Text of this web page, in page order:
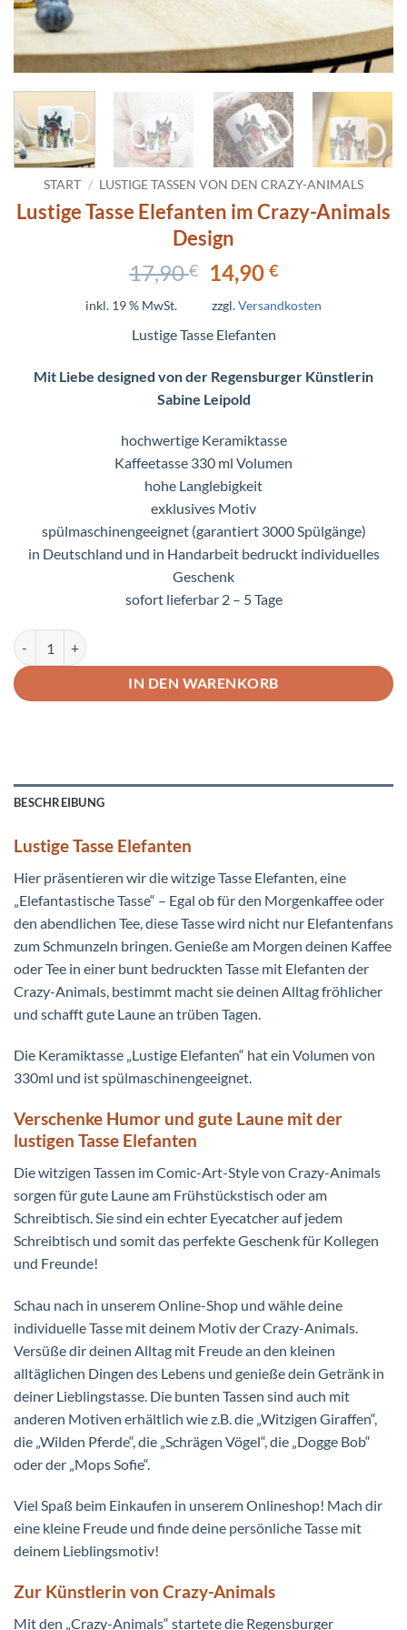
START / LUSTIGE TASSEN VON DEN CRAZY-ANIMALS
Lustige Tasse Elefanten im Crazy-Animals
Design
17,90€
Ursprünglicher
Preis
war:
17,90 €
14,90€Aktueller
ist:
inkl. 19 % MwSt. zzgl.Versandkosten
Lustige Tasse Elefanten
Mit Liebe designed von der Regensburger Künstlerin
Sabine Leipold
hochwertige Keramiktasse
Kaffeetasse 330 ml Volumen
hohe Langlebigkeit
exklusives Motiv
spülmaschinengeeignet (garantiert 3000 Spülgänge)
in Deutschland und in Handarbeit bedruckt individuelles
Geschenk
sofort lieferbar 2 – 5 Tage
Lustige Tasse Elefanten im Crazy-Animals Design Menge
IN DEN WARENKORB
BESCHREIBUNG
Lustige Tasse Elefanten
Hier präsentieren wir die witzige Tasse Elefanten, eine
„Elefantastische Tasse“ – Egal ob für den Morgenkaffee oder
den abendlichen Tee, diese Tasse wird nicht nur Elefantenfans
zum Schmunzeln bringen. Genieße am Morgen deinen Kaffee
oder Tee in einer bunt bedruckten Tasse mit Elefanten der
Crazy-Animals, bestimmt macht sie deinen Alltag fröhlicher
und schafft gute Laune an trüben Tagen.
Die Keramiktasse „Lustige Elefanten“ hat ein Volumen von
330ml und ist spülmaschinengeeignet.
Verschenke Humor und gute Laune mit der
lustigen Tasse Elefanten
Die witzigen Tassen im Comic-Art-Style von Crazy-Animals
sorgen für gute Laune am Frühstückstisch oder am
Schreibtisch. Sie sind ein echter Eyecatcher auf jedem
Schreibtisch und somit das perfekte Geschenk für Kollegen
und Freunde!
Schau nach in unserem Online-Shop und wähle deine
individuelle Tasse mit deinem Motiv der Crazy-Animals.
Versüße dir deinen Alltag mit Freude an den kleinen
alltäglichen Dingen des Lebens und genieße dein Getränk in
deiner Lieblingstasse. Die bunten Tassen sind auch mit
anderen Motiven erhältlich wie z.B. die „Witzigen Giraffen“,
die „Wilden Pferde“, die „Schrägen Vögel“, die „Dogge Bob“
oder der „Mops Sofie“.
Viel Spaß beim Einkaufen in unserem Onlineshop! Mach dir
eine kleine Freude und finde deine persönliche Tasse mit
deinem Lieblingsmotiv!
Zur Künstlerin von Crazy-Animals
Mit den „Crazy-Animals“ startete die Regensburger